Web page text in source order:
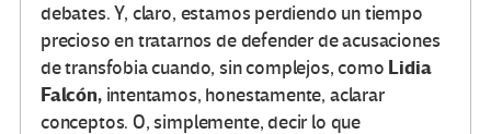
debates. Y, claro, estamos perdiendo un tiempo
precioso en tratarnos de defender de acusaciones
de transfobia cuando, sin complejos, como Lidia
Falcón, intentamos, honestamente, aclarar
conceptos. O, simplemente, decir lo que